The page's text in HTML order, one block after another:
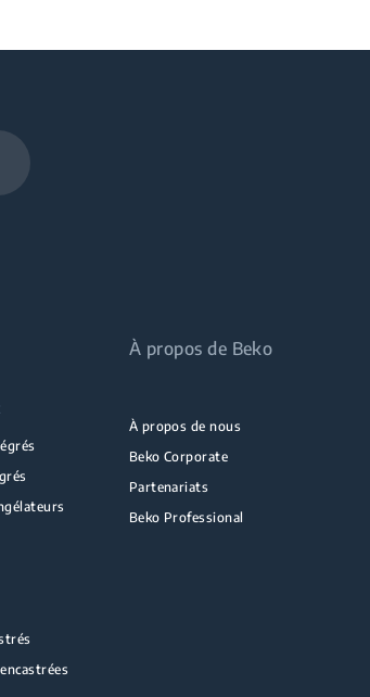
À propos de Beko
À propos de nous
Beko Corporate
Partenariats
Beko Professional